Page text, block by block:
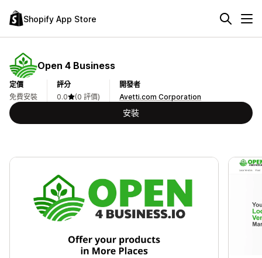
Shopify App Store
Open 4 Business
定價
免費安裝
評分
0.0
(0 評價)
開發者
Avetti.com Corporation
安裝